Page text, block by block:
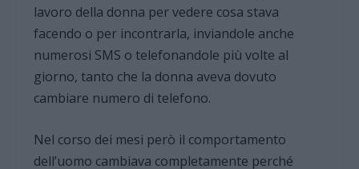
lavoro della donna per vedere cosa stava
facendo o per incontrarla, inviandole anche
numerosi SMS o telefonandole più volte al
giorno, tanto che la donna aveva dovuto
cambiare numero di telefono.
Nel corso dei mesi però il comportamento
dell’uomo cambiava completamente perché